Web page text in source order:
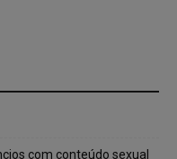
com conteúdo sexual